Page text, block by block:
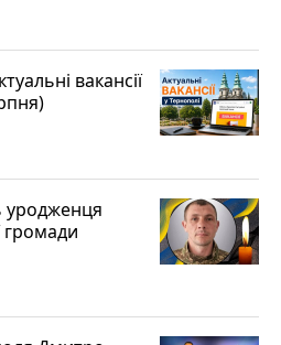
вакансії
уродженця
громади